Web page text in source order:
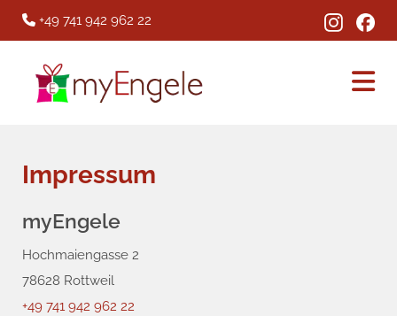
 +49 741 942 962 22
Impressum
myEngele
Hochmaiengasse 2
78628 Rottweil
+49 741 942 962 22